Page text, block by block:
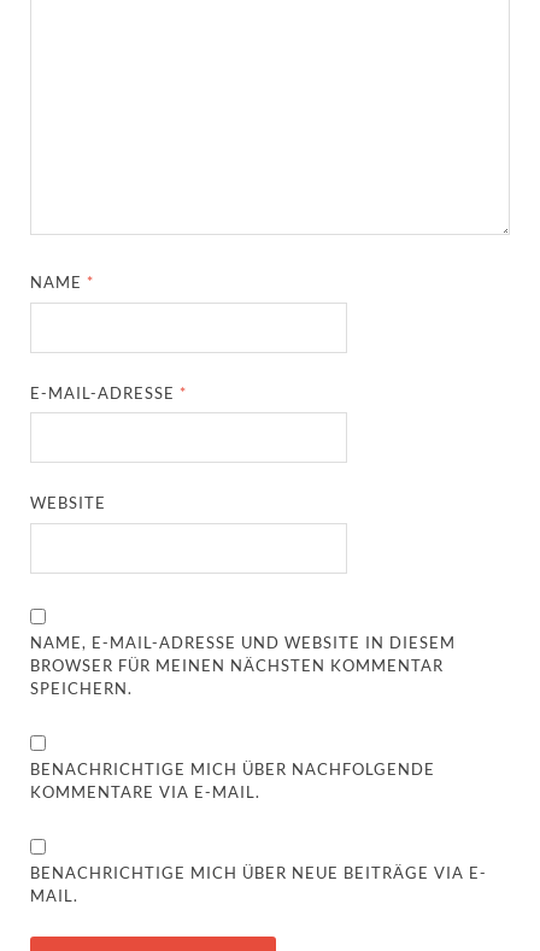
NAME *
E-MAIL-ADRESSE *
WEBSITE
NAME, E-MAIL-ADRESSE UND WEBSITE IN DIESEM
BROWSER FÜR MEINEN NÄCHSTEN KOMMENTAR
SPEICHERN.
BENACHRICHTIGE MICH ÜBER NACHFOLGENDE
KOMMENTARE VIA E-MAIL.
BENACHRICHTIGE MICH ÜBER NEUE BEITRÄGE VIA E-
MAIL.